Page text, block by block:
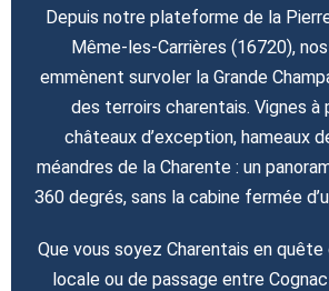
Depuis notre plateforme de la
Même-les-Carrières (16720),
emmènent survoler la Grande
des terroirs charentais. Vignes à
châteaux d’exception, hameaux
méandres de la Charente : un
360 degrés, sans la cabine fermée
Que vous soyez Charentais en quête
locale ou de passage entre